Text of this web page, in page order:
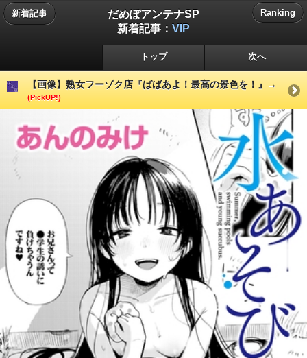
新着記事
だめぽアンテナSP
新着記事： VIP
Ranking
トップ 次へ
【画像】熟女フーゾク店『ばばあよ！最高の景色を！』→
(PickUP!)